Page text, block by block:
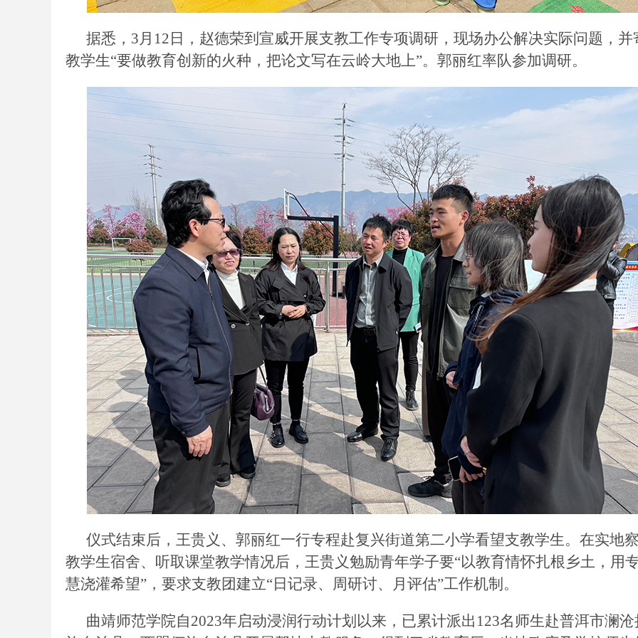
据悉， 3月12日，赵德荣到宣威开展支教工作专项调研，现场办公解决实际问题，并
教学生“要做教育创新的火种，把论文写在云岭大地上”。郭丽红率队参加调研。
仪式结束后，王贵义、郭丽红一行专程赴复兴街道第二小学看望支教学生。在实地
教学生宿舍、听取课堂教学情况后，王贵义勉励青年学子要“以教育情怀扎根乡土，用
慧浇灌希望”，要求支教团建立“日记录、周研讨、月评估”工作机制。
曲靖师范学院自2023年启动浸润行动计划以来，已累计派出123名师生赴普洱市澜